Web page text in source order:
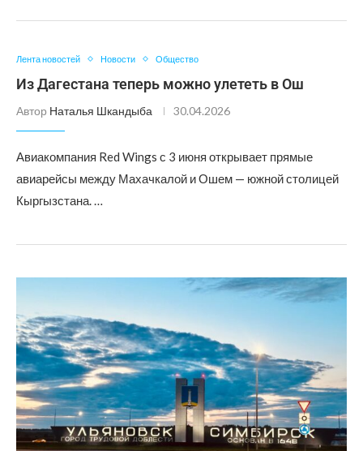
Лента новостей Новости Общество
Из Дагестана теперь можно улететь в Ош
Автор Наталья Шкандыба 30.04.2026
Авиакомпания Red Wings с 3 июня открывает прямые
авиарейсы между Махачкалой и Ошем — южной столицей
Кыргызстана. …